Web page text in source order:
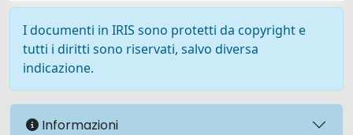
I documenti in IRIS sono protetti da copyright e
tutti i diritti sono riservati, salvo diversa
indicazione.
Informazioni